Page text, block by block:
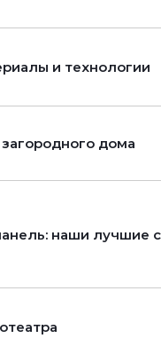
и технологии
дома
наши лучшие